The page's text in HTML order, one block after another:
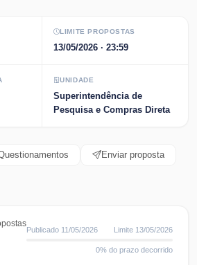
LIMITE PROPOSTAS
13/05/2026· 23:59
UNIDADE
Superintendência de
Pesquisa e Compras Direta
Enviar proposta
Publicado 11/05/2026 Limite 13/05/2026
0% do prazo decorrido